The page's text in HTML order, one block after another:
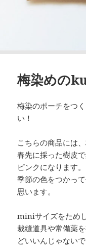
梅染めの
梅染のポーチをつ
い！
こちらの商品には
春先に採った樹皮
ピンクになります。
季節の色をつかっ
思います。
miniサイズをため
裁縫道具や常備薬
どいいんじゃないで